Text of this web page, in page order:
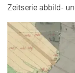
Zeitserie abbild-